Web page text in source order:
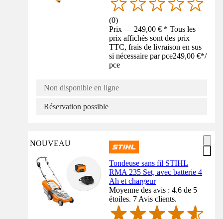
(0)
Prix — 249,00 € * Tous les
prix affichés sont des prix
TTC, frais de livraison en sus
si nécessaire par pce249,00 €*/
pce
Non disponible en ligne
Réservation possible
NOUVEAU
Tondeuse sans fil STIHL
RMA 235 Set, avec batterie 4
Ah et chargeur
Moyenne des avis : 4.6 de 5
étoiles. 7 Avis clients.